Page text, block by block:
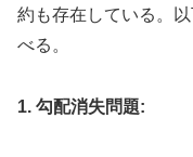
約も存在している。
べる。
1. 勾配消失問題: